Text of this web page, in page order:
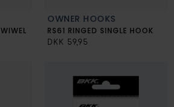
OWNER HOOKS
RS61 RINGED SINGLE HOOK
DKK 59,95